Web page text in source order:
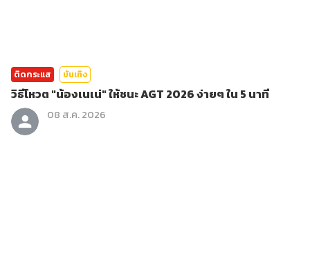
ติดกระแส บันเทิง
วิธีโหวต "น้องเนเน่" ให้ชนะ AGT 2026 ง่ายๆ ใน 5 นาที
08 ส.ค. 2026